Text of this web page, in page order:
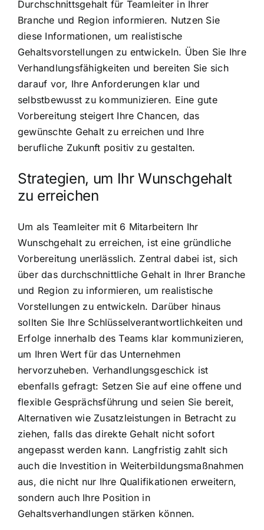
Durchschnittsgehalt für Teamleiter in Ihrer
Branche und Region informieren. Nutzen Sie
diese Informationen, um realistische
Gehaltsvorstellungen zu entwickeln. Üben Sie Ihre
Verhandlungsfähigkeiten und bereiten Sie sich
darauf vor, Ihre Anforderungen klar und
selbstbewusst zu kommunizieren. Eine gute
Vorbereitung steigert Ihre Chancen, das
gewünschte Gehalt zu erreichen und Ihre
berufliche Zukunft positiv zu gestalten.
Strategien, um Ihr Wunschgehalt
zu erreichen
Um als Teamleiter mit 6 Mitarbeitern Ihr
Wunschgehalt zu erreichen, ist eine gründliche
Vorbereitung unerlässlich. Zentral dabei ist, sich
über das durchschnittliche Gehalt in Ihrer Branche
und Region zu informieren, um realistische
Vorstellungen zu entwickeln. Darüber hinaus
sollten Sie Ihre Schlüsselverantwortlichkeiten und
Erfolge innerhalb des Teams klar kommunizieren,
um Ihren Wert für das Unternehmen
hervorzuheben. Verhandlungsgeschick ist
ebenfalls gefragt: Setzen Sie auf eine offene und
flexible Gesprächsführung und seien Sie bereit,
Alternativen wie Zusatzleistungen in Betracht zu
ziehen, falls das direkte Gehalt nicht sofort
angepasst werden kann. Langfristig zahlt sich
auch die Investition in Weiterbildungsmaßnahmen
aus, die nicht nur Ihre Qualifikationen erweitern,
sondern auch Ihre Position in
Gehaltsverhandlungen stärken können.